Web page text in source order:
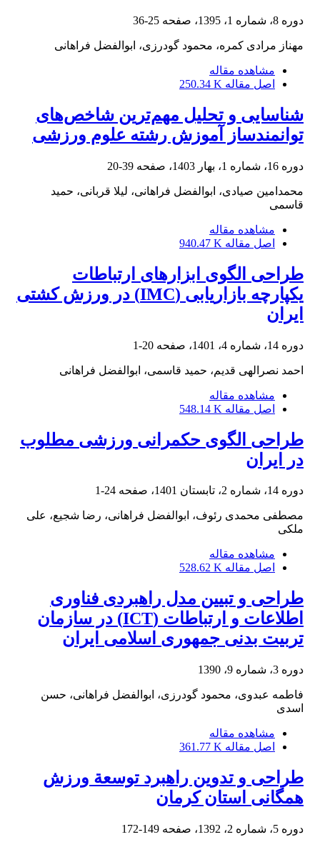
دوره 8، شماره 1، 1395، صفحه 25-36
مهناز مرادی کمره، محمود گودرزی، ابوالفضل فراهانی
مشاهده مقاله
اصل مقاله 250.34 K
شناسایی و تحلیل مهم‌ترین شاخص‌های
توانمندساز آموزش رشته علوم ورزشی
دوره 16، شماره 1، بهار 1403، صفحه 39-20
محمدامین صیادی، ابوالفضل فراهانی، لیلا قربانی، حمید
قاسمی
مشاهده مقاله
اصل مقاله 940.47 K
طراحی الگوی ابزارهای ارتباطات
یکپارچه بازاریابی (IMC) در ورزش کشتی
ایران
دوره 14، شماره 4، 1401، صفحه 20-1
احمد نصرالهی قدیم، حمید قاسمی، ابوالفضل فراهانی
مشاهده مقاله
اصل مقاله 548.14 K
طراحی الگوی حکمرانی ورزشی مطلوب
در ایران
دوره 14، شماره 2، تابستان 1401، صفحه 24-1
مصطفی محمدی رئوف، ابوالفضل فراهانی، رضا شجیع، علی
ملکی
مشاهده مقاله
اصل مقاله 528.62 K
طراحی و تبیین مدل راهبردی فناوری
اطلاعات و ارتباطات (ICT) در سازمان
تربیت بدنی جمهوری اسلامی ایران
دوره 3، شماره 9، 1390
فاطمه عبدوی، محمود گودرزی، ابوالفضل فراهانی، حسن
اسدی
مشاهده مقاله
اصل مقاله 361.77 K
طراحی و تدوین راهبرد توسعة ورزش
همگانی استان کرمان
دوره 5، شماره 2، 1392، صفحه 149-172